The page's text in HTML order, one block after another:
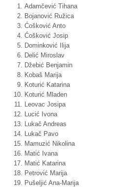
Adamčević Tihana
Bojanović Ružica
Ćošković Anto
Ćošković Josip
Dominković Ilija
Delić Miroslav
Džebić Benjamin
Kobaš Marija
Koturić Katarina
Koturić Mladen
Leovac Josipa
Lucić Ivona
Lukač Andreas
Lukač Pavo
Mamuzić Nikolina
Matić Ivana
Matić Katarina
Petrović Marija
Pušeljić Ana-Marija